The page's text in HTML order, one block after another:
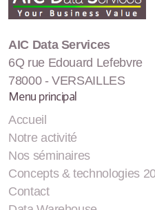
AIC Data Services
6Q rue Edouard Lefebvre
78000 - VERSAILLES
Menu principal
Accueil
Notre activité
Nos séminaires
Concepts & technologies
Contact